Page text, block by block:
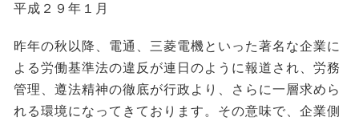
平成２９年１月
昨年の秋以降、電通、三菱電機といった著名な企業に
よる労働基準法の違反が連日のように報道され、労務
管理、遵法精神の徹底が行政より、さらに一層求めら
れる環境になってきております。その意味で、企業側